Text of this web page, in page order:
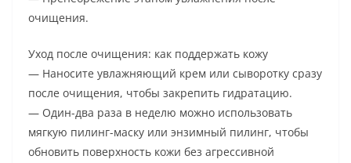
очищения.
Уход после очищения: как поддержать кожу
— Наносите увлажняющий крем или сыворотку сразу
после очищения, чтобы закрепить гидратацию.
— Один-два раза в неделю можно использовать
мягкую пилинг-маску или энзимный пилинг, чтобы
обновить поверхность кожи без агрессивной